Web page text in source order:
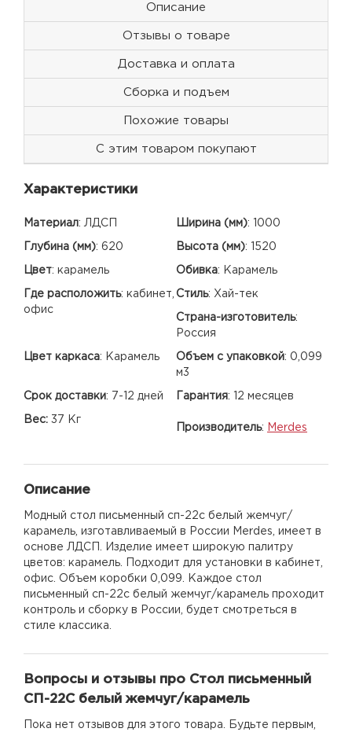
Описание
Отзывы о товаре
Доставка и оплата
Сборка и подъем
Похожие товары
С этим товаром покупают
Характеристики
Материал: ЛДСП Ширина (мм): 1000
Глубина (мм): 620 Высота (мм): 1520
Цвет: карамель Обивка: Карамель
Где расположить: кабинет,
офис
Стиль: Хай-тек
Страна-изготовитель:
Россия
Цвет каркаса: Карамель Объем с упаковкой: 0,099
м3
Срок доставки: 7-12 дней Гарантия: 12 месяцев
Вес: 37 Кг
Производитель: Merdes
Описание
Модный стол письменный сп-22с белый жемчуг/
карамель, изготавливаемый в России Merdes, имеет в
основе ЛДСП. Изделие имеет широкую палитру
цветов: карамель. Подходит для установки в кабинет,
офис. Объем коробки 0,099. Каждое стол
письменный сп-22с белый жемчуг/карамель проходит
контроль и сборку в России, будет смотреться в
стиле классика.
Вопросы и отзывы про Стол письменный
СП-22С белый жемчуг/карамель
Пока нет отзывов для этого товара. Будьте первым,